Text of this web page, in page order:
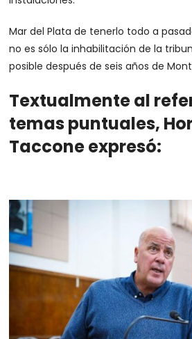
Mar del Plata de tenerlo todo a
no es sólo la inhabilitación de la
posible después de seis años de
Textualmente al
temas puntuales,
Taccone expresó: